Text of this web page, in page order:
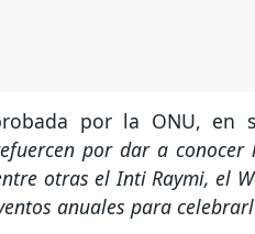
por la ONU, en
por dar a
otras el Inti Raymi, el
anuales para